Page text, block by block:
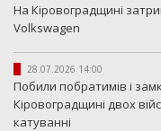
На Кіровоградщині
Volkswagen
28.07.2026 14:00
Побили побратимів і
Кіровоградщині двох
катуванні